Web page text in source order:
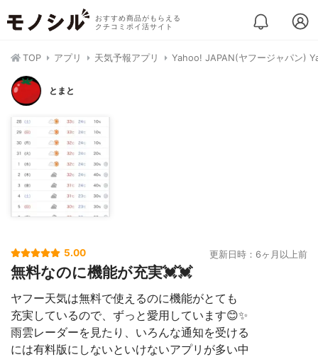
おすすめ商品がもらえる
クチコミポイ活サイト
TOP アプリ 天気予報アプリ Yahoo! JAPAN(ヤフージャパン)
とまと
5.00 更新日時：6ヶ月以上前
無料なのに機能が充実💓💓
ヤフー天気は無料で使えるのに機能がとても
充実しているので、ずっと愛用しています😊✨
雨雲レーダーを見たり、いろんな通知を受ける
には有料版にしないといけないアプリが多い中